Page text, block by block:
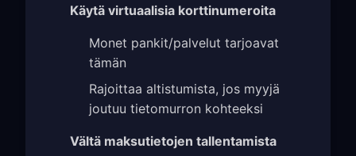
Käytä virtuaalisia korttinumeroita
Monet pankit/palvelut tarjoavat
tämän
Rajoittaa altistumista, jos myyjä
joutuu tietomurron kohteeksi
Vältä maksutietojen tallentamista